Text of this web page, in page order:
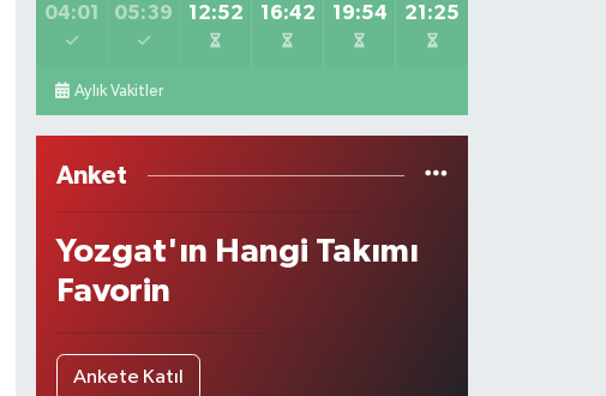
04:01 05:39 12:52 16:42 19:54 21:25
Aylık Vakitler
Anket
Yozgat'ın Hangi Takımı
Favorin
Ankete Katıl